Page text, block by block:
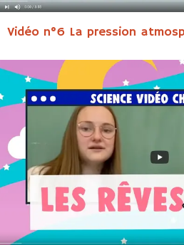
Vidéo n°6 La pression